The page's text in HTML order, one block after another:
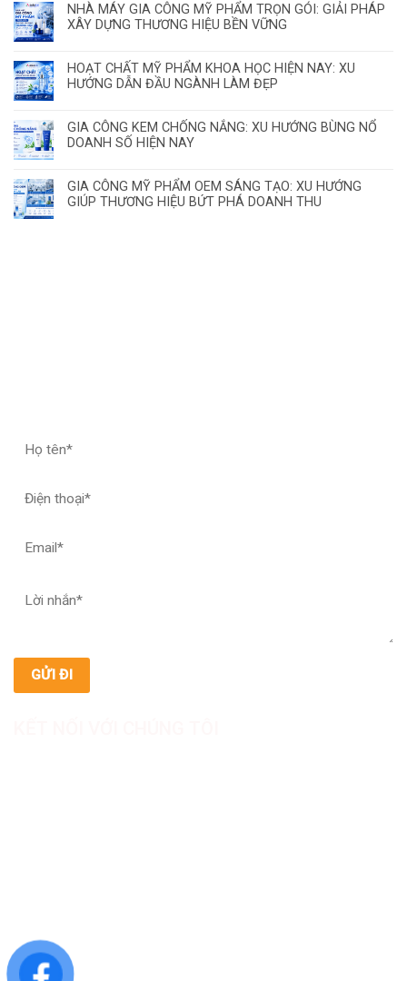
NHÀ MÁY GIA CÔNG MỸ PHẨM TRỌN GÓI: GIẢI PHÁP
XÂY DỰNG THƯƠNG HIỆU BỀN VỮNG
HOẠT CHẤT MỸ PHẨM KHOA HỌC HIỆN NAY: XU
HƯỚNG DẪN ĐẦU NGÀNH LÀM ĐẸP
GIA CÔNG KEM CHỐNG NẮNG: XU HƯỚNG BÙNG NỔ
DOANH SỐ HIỆN NAY
GIA CÔNG MỸ PHẨM OEM SÁNG TẠO: XU HƯỚNG
GIÚP THƯƠNG HIỆU BỨT PHÁ DOANH THU
Website: https://asialab.com.vn/